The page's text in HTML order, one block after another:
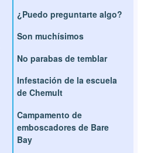
¿Puedo preguntarte algo?
Son muchísimos
No parabas de temblar
Infestación de la escuela
de Chemult
Campamento de
emboscadores de Bare
Bay